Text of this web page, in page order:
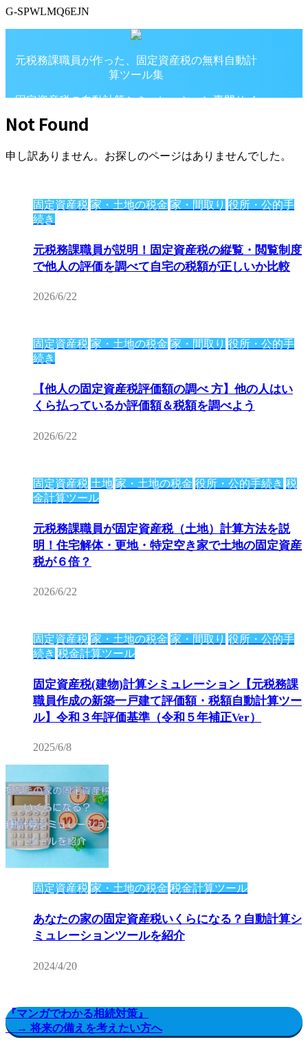
G-SPWLMQ6EJN
元税務課職員が作った、固定資産税の無料自動計
算ツール集
固定資産税の自動計算シミュレーション専門サイ
Not Found
申し訳ありません。お探しのページはありませんでした。
固定資産税 家・土地の税金 家・間取り 役所・公的手
続き
元税務課職員が説明！固定資産税の縦覧・閲覧制度
で他人の評価を調べて自宅の税額が正しいか比較
2026/6/22
固定資産税 家・土地の税金 家・間取り 役所・公的手
続き
【他人の固定資産税評価額の調べ 方】他の人はい
くら払っているか評価額＆税額を調べよう
2026/6/22
固定資産税 土地 家・土地の税金 役所・公的手続き 税
金計算ツール
元税務課職員が固定資産税（土地）計算方法を説
明！住宅解体・更地・特定空き家で土地の固定資産
税が６倍？
2026/6/22
固定資産税 家・土地の税金 家・間取り 役所・公的手
続き 税金計算ツール
固定資産税(建物)計算シミュレーション【元税務課
職員作成の新築一戸建て評価額・税額自動計算ツー
ル】令和３年評価基準（令和５年補正Ver）
2025/6/8
固定資産税 家・土地の税金 税金計算ツール
あなたの家の固定資産税いくらになる？自動計算シ
ミュレーションツールを紹介
2024/4/20
『マンガでわかる相続対策』
→ 将来の備えを考えたい方へ